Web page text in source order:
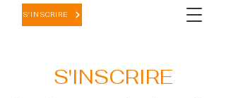
S'INSCRIRE
S'INSCRIRE